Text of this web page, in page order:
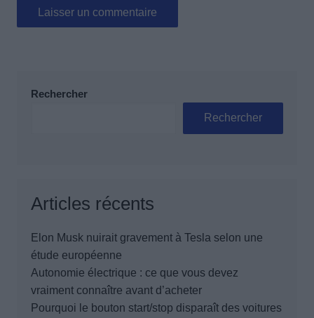
Rechercher
Rechercher
Articles récents
Elon Musk nuirait gravement à Tesla selon une
étude européenne
Autonomie électrique : ce que vous devez
vraiment connaître avant d’acheter
Pourquoi le bouton start/stop disparaît des voitures